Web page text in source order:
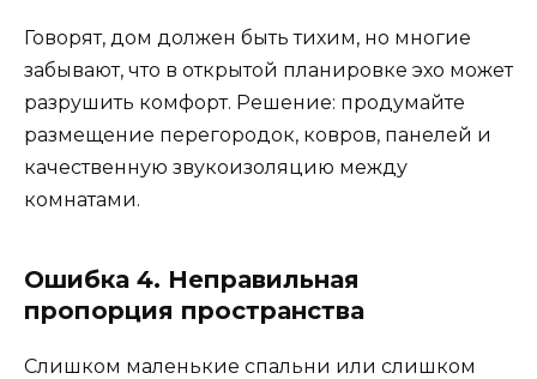
Говорят, дом должен быть тихим, но многие
забывают, что в открытой планировке эхо может
разрушить комфорт. Решение: продумайте
размещение перегородок, ковров, панелей и
качественную звукоизоляцию между
комнатами.
Ошибка 4. Неправильная
пропорция пространства
Слишком маленькие спальни или слишком